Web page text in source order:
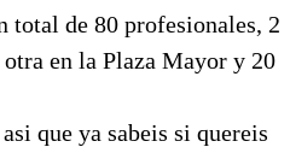
total de 80 profesionales, 2
en la Plaza Mayor y 20
que ya sabeis si quereis